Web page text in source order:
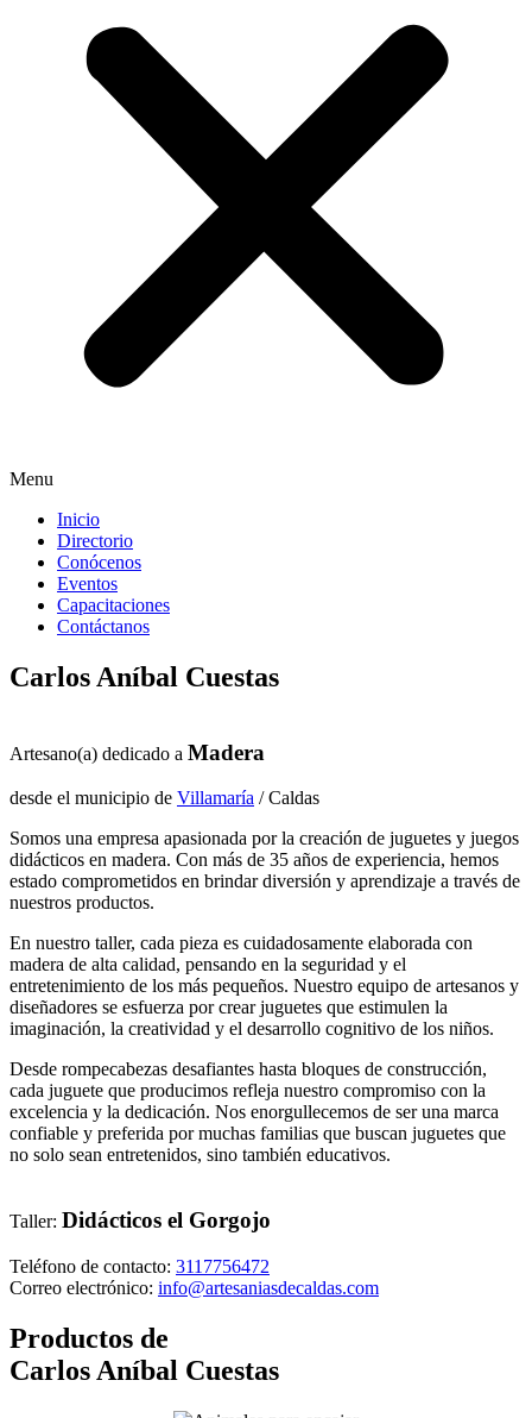
Menu
Inicio
Directorio
Conócenos
Eventos
Capacitaciones
Contáctanos
Carlos Aníbal Cuestas
Artesano(a) dedicado a Madera
desde el municipio de Villamaría / Caldas
Somos una empresa apasionada por la creación de juguetes y juegos
didácticos en madera. Con más de 35 años de experiencia, hemos
estado comprometidos en brindar diversión y aprendizaje a través de
nuestros productos.
En nuestro taller, cada pieza es cuidadosamente elaborada con
madera de alta calidad, pensando en la seguridad y el
entretenimiento de los más pequeños. Nuestro equipo de artesanos y
diseñadores se esfuerza por crear juguetes que estimulen la
imaginación, la creatividad y el desarrollo cognitivo de los niños.
Desde rompecabezas desafiantes hasta bloques de construcción,
cada juguete que producimos refleja nuestro compromiso con la
excelencia y la dedicación. Nos enorgullecemos de ser una marca
confiable y preferida por muchas familias que buscan juguetes que
no solo sean entretenidos, sino también educativos.
Taller: Didácticos el Gorgojo
Teléfono de contacto: 3117756472
Correo electrónico: info@artesaniasdecaldas.com
Productos de
Carlos Aníbal Cuestas